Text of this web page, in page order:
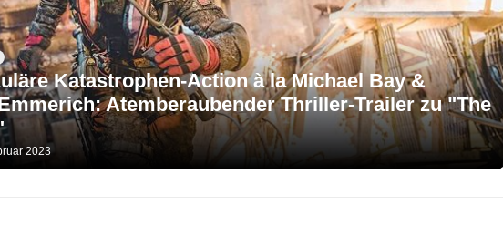
Katastrophen-Action à la Michael Bay &
Atemberaubender Thriller-Trailer zu "The
2023